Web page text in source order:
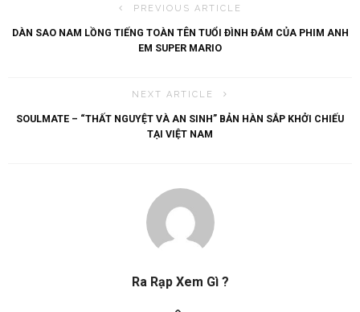
PREVIOUS ARTICLE
DÀN SAO NAM LỒNG TIẾNG TOÀN TÊN TUỔI ĐÌNH ĐÁM CỦA PHIM ANH
EM SUPER MARIO
NEXT ARTICLE
SOULMATE – “THẤT NGUYỆT VÀ AN SINH” BẢN HÀN SẮP KHỞI CHIẾU
TẠI VIỆT NAM
Ra Rạp Xem Gì ?